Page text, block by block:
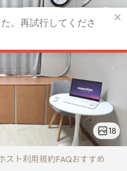
City Hall
JPY
18
スト利用規約FAQおすすめ